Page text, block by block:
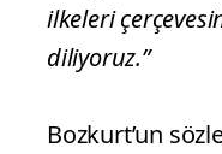
ilkeleri
diliyoruz.”
Bozkurt’un